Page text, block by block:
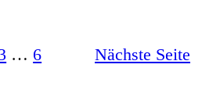
… 6 Nächste Seite